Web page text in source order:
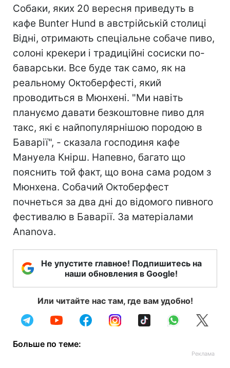
Собаки, яких 20 вересня приведуть в
кафе Bunter Hund в австрійській столиці
Відні, отримають спеціальне собаче пиво,
солоні крекери і традиційні сосиски по-
баварськи. Все буде так само, як на
реальному Октоберфесті, який
проводиться в Мюнхені. "Ми навіть
плануємо давати безкоштовне пиво для
такс, які є найпопулярнішою породою в
Баварії", - сказала господиня кафе
Мануела Кнірш. Напевно, багато що
пояснить той факт, що вона сама родом з
Мюнхена. Собачий Октоберфест
почнеться за два дні до відомого пивного
фестивалю в Баварії. За матеріалами
Ananova.
Не упустите главное! Подпишитесь на
наши обновления в Google!
Или читайте нас там, где вам удобно!
Больше по теме: